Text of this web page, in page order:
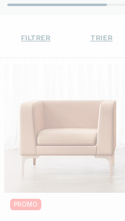
FILTRER TRIER
PROMO